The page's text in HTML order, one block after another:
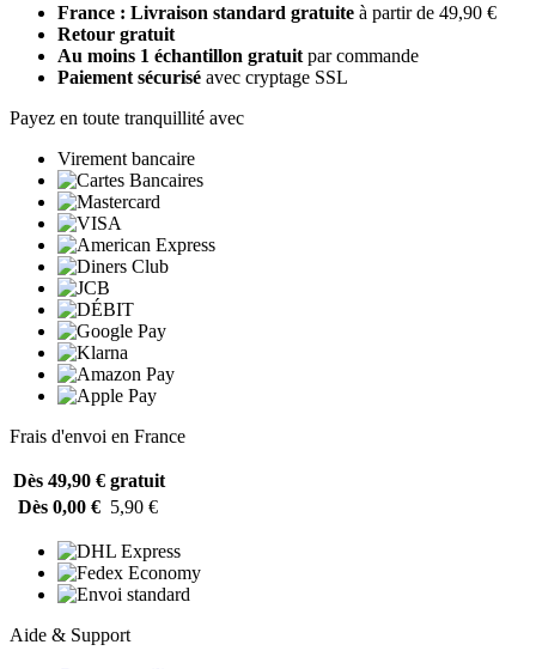
France : Livraison standard gratuite à partir de 49,90 €
Retour gratuit
Au moins 1 échantillon gratuit par commande
Paiement sécurisé avec cryptage SSL
Payez en toute tranquillité avec
Virement bancaire
Frais d'envoi en France
Dès 49,90 € gratuit
Dès 0,00 € 5,90 €
Aide & Support